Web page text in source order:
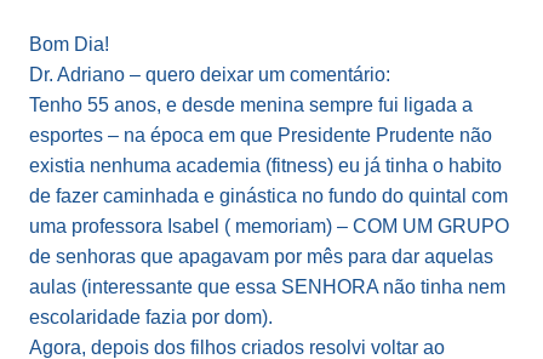
Bom Dia!
Dr. Adriano – quero deixar um comentário:
Tenho 55 anos, e desde menina sempre fui ligada a
esportes – na época em que Presidente Prudente não
existia nenhuma academia (fitness) eu já tinha o habito
de fazer caminhada e ginástica no fundo do quintal com
uma professora Isabel ( memoriam) – COM UM GRUPO
de senhoras que apagavam por mês para dar aquelas
aulas (interessante que essa SENHORA não tinha nem
escolaridade fazia por dom).
Agora, depois dos filhos criados resolvi voltar ao